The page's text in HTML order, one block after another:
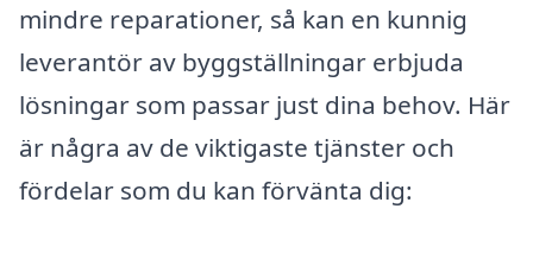
mindre reparationer, så kan en kunnig
leverantör av byggställningar erbjuda
lösningar som passar just dina behov. Här
är några av de viktigaste tjänster och
fördelar som du kan förvänta dig: